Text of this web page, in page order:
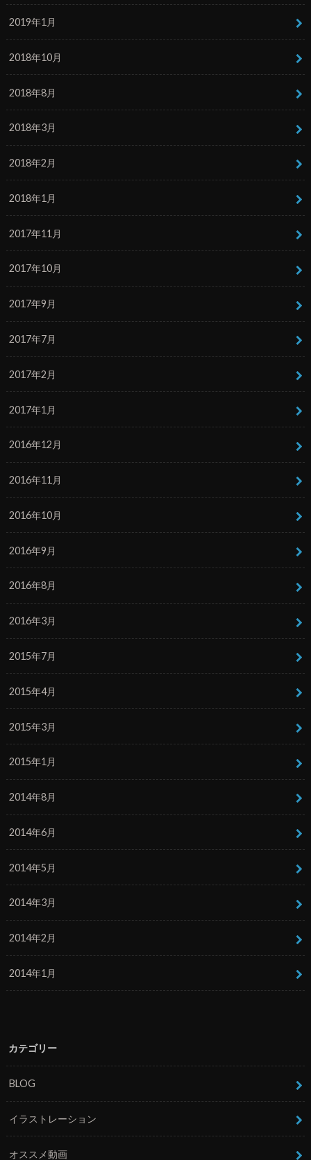
2019年1月
2018年10月
2018年8月
2018年3月
2018年2月
2018年1月
2017年11月
2017年10月
2017年9月
2017年7月
2017年2月
2017年1月
2016年12月
2016年11月
2016年10月
2016年9月
2016年8月
2016年3月
2015年7月
2015年4月
2015年3月
2015年1月
2014年8月
2014年6月
2014年5月
2014年3月
2014年2月
2014年1月
カテゴリー
BLOG
イラストレーション
オススメ動画